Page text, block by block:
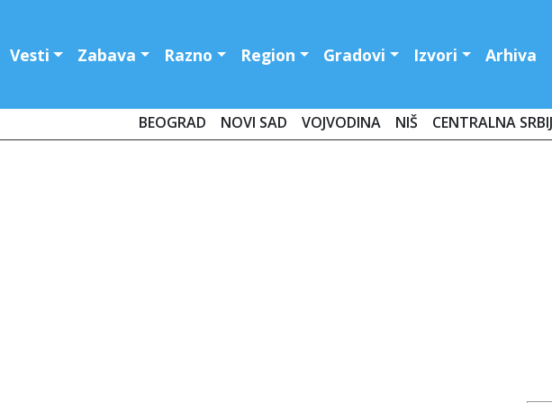
Vesti Zabava Razno Region Gradovi Izvori Arhiva
BEOGRAD NOVI SAD VOJVODINA NIŠ CENTRALNA